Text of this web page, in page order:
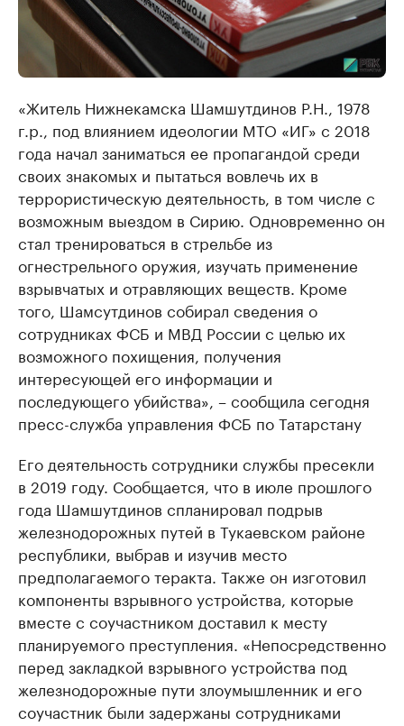
«Житель Нижнекамска Шамшутдинов Р.Н., 1978
г.р., под влиянием идеологии МТО «ИГ» с 2018
года начал заниматься ее пропагандой среди
своих знакомых и пытаться вовлечь их в
террористическую деятельность, в том числе с
возможным выездом в Сирию. Одновременно он
стал тренироваться в стрельбе из
огнестрельного оружия, изучать применение
взрывчатых и отравляющих веществ. Кроме
того, Шамсутдинов собирал сведения о
сотрудниках ФСБ и МВД России с целью их
возможного похищения, получения
интересующей его информации и
последующего убийства», – сообщила сегодня
пресс-служба управления ФСБ по Татарстану
Его деятельность сотрудники службы пресекли
в 2019 году. Сообщается, что в июле прошлого
года Шамшутдинов спланировал подрыв
железнодорожных путей в Тукаевском районе
республики, выбрав и изучив место
предполагаемого теракта. Также он изготовил
компоненты взрывного устройства, которые
вместе с соучастником доставил к месту
планируемого преступления. «Непосредственно
перед закладкой взрывного устройства под
железнодорожные пути злоумышленник и его
соучастник были задержаны сотрудниками